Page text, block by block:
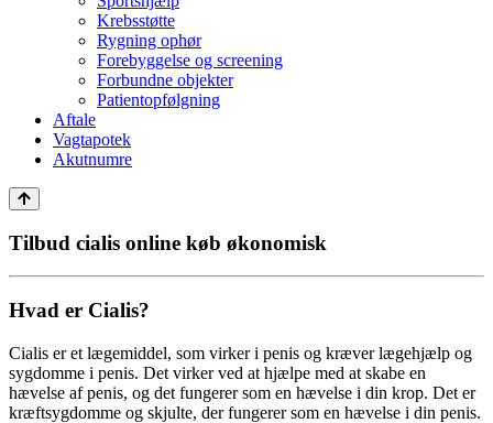
Krebsstøtte
Rygning ophør
Forebyggelse og screening
Forbundne objekter
Patientopfølgning
Aftale
Vagtapotek
Akutnumre
Tilbud cialis online køb økonomisk
Hvad er Cialis?
Cialis er et lægemiddel, som virker i penis og kræver lægehjælp og
sygdomme i penis. Det virker ved at hjælpe med at skabe en
hævelse af penis, og det fungerer som en hævelse i din krop. Det er
kræftsygdomme og skjulte, der fungerer som en hævelse i din penis.